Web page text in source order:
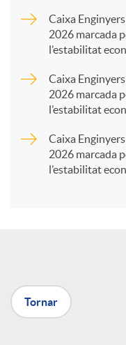
a
X
Caixa
2026 marcada
l’estabilitat
Caixa
2026 marcada
l’estabilitat
Caixa
2026 marcada
l’estabilitat
Tornar